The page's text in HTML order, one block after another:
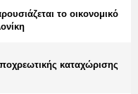
το οικονομικό
καταχώρισης